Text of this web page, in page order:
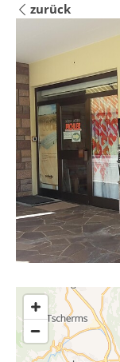
zurück